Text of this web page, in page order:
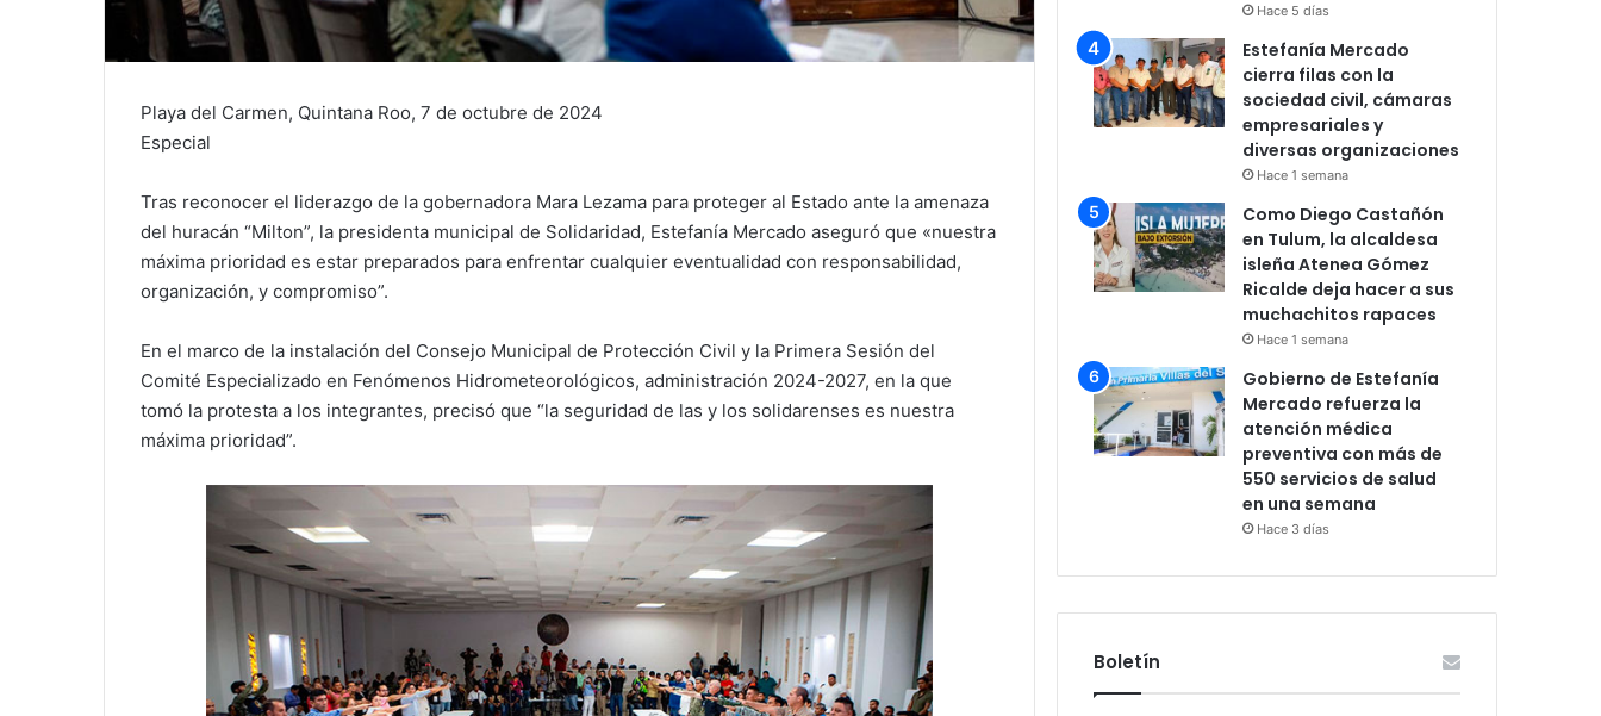
Playa del Carmen, Quintana Roo, 7 de octubre de 2024
Especial
Tras reconocer el liderazgo de la gobernadora Mara Lezama para proteger al Estado ante la amenaza
del huracán “Milton”, la presidenta municipal de Solidaridad, Estefanía Mercado aseguró que «nuestra
máxima prioridad es estar preparados para enfrentar cualquier eventualidad con responsabilidad,
organización, y compromiso”.
En el marco de la instalación del Consejo Municipal de Protección Civil y la Primera Sesión del
Comité Especializado en Fenómenos Hidrometeorológicos, administración 2024-2027, en la que
tomó la protesta a los integrantes, precisó que “la seguridad de las y los solidarenses es nuestra
máxima prioridad”.
Hace 5 días
Estefanía Mercado
cierra filas con la
sociedad civil, cámaras
empresariales y
diversas organizaciones
Hace 1 semana
Como Diego Castañón
en Tulum, la alcaldesa
isleña Atenea Gómez
Ricalde deja hacer a sus
muchachitos rapaces
Hace 1 semana
Gobierno de Estefanía
Mercado refuerza la
atención médica
preventiva con más de
550 servicios de salud
en una semana
Hace 3 días
Boletín